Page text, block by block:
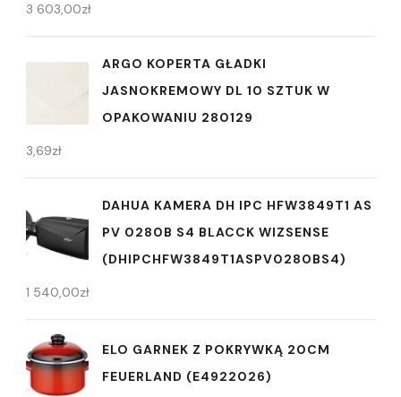
3 603,00zł
ARGO KOPERTA GŁADKI
JASNOKREMOWY DL 10 SZTUK W
OPAKOWANIU 280129
3,69zł
DAHUA KAMERA DH IPC HFW3849T1 AS
PV 0280B S4 BLACCK WIZSENSE
(DHIPCHFW3849T1ASPV0280BS4)
1 540,00zł
ELO GARNEK Z POKRYWKĄ 20CM
FEUERLAND (E4922026)